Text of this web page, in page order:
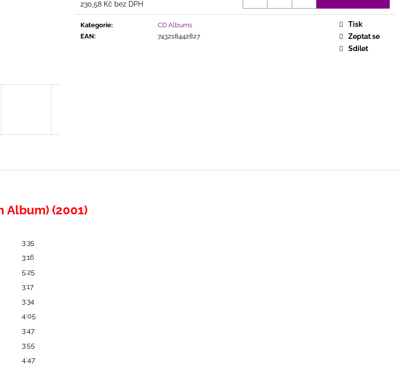
230,58 Kč bez DPH
Měrná
cena:
Kategorie:
CD Albums
EAN: 743218442827
Tisk
Zeptat se
Sdílet
Album) (2001)
3:35
3:16
5:25
3:17
3:34
4:05
3:47
3:55
4:47
OF DIETER
ARABESQUE - COMPLETE SINGLE